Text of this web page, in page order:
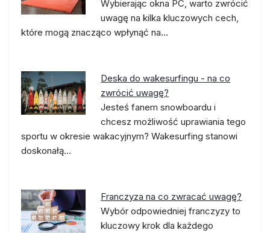
Wybierając okna PC, warto zwrócić
uwagę na kilka kluczowych cech,
które mogą znacząco wpłynąć na…
Deska do wakesurfingu - na co
zwrócić uwagę?
Jesteś fanem snowboardu i
chcesz możliwość uprawiania tego
sportu w okresie wakacyjnym? Wakesurfing stanowi
doskonałą…
Franczyza na co zwracać uwagę?
Wybór odpowiedniej franczyzy to
kluczowy krok dla każdego